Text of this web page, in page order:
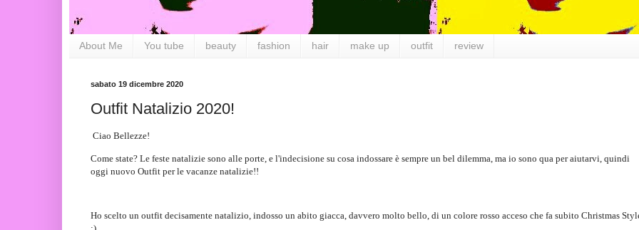
About Me You tube beauty fashion hair make up outfit review
sabato 19 dicembre 2020
Outfit Natalizio 2020!
Ciao Bellezze!
Come state? Le feste natalizie sono alle porte, e l'indecisione su cosa indossare è sempre un bel dilemma, ma io sono qua per aiutarvi, quindi
oggi nuovo Outfit per le vacanze natalizie!!
Ho scelto un outfit decisamente natalizio, indosso un abito giacca, davvero molto bello, di un colore rosso acceso che fa subito Christmas